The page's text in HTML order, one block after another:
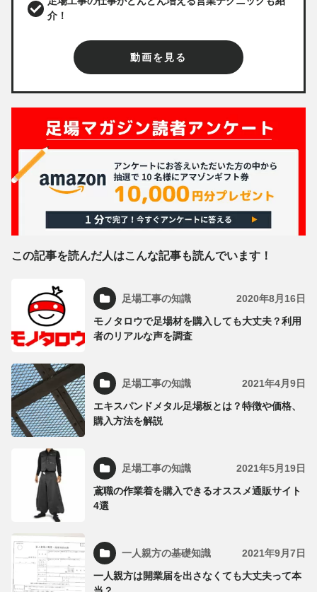
介！
動画を見る
この記事を読んだ人はこんな記事も読んでいます！
足場工事の知識 2020年8月16日
モノタロウで足場材を購入しても大丈夫？利用
者のリアルな声を調査
足場工事の知識 2021年4月9日
エキスパンドメタル足場板とは？特徴や価格、
購入方法を解説
足場工事の知識 2021年5月19日
鳶職の作業着を購入できるオススメ通販サイト
4選
一人親方の基礎知識 2021年9月7日
一人親方は開業届を出さなくても大丈夫って本